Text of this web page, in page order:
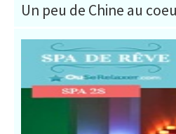
Un peu de Chine au